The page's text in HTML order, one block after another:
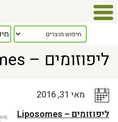
כלל המאמרים> ליפוזומים – Liposomes
ליפוזומים – Liposomes
מאי 31, 2016
ליפוזומים – Liposomes